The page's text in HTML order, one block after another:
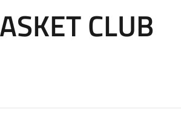
CLUB